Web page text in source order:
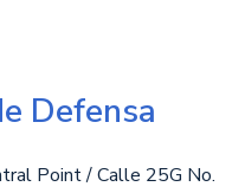
Defensa
Point / Calle 25G No.